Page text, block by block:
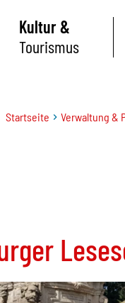
Kultur &
Tourismus
Startseite Verwaltung &